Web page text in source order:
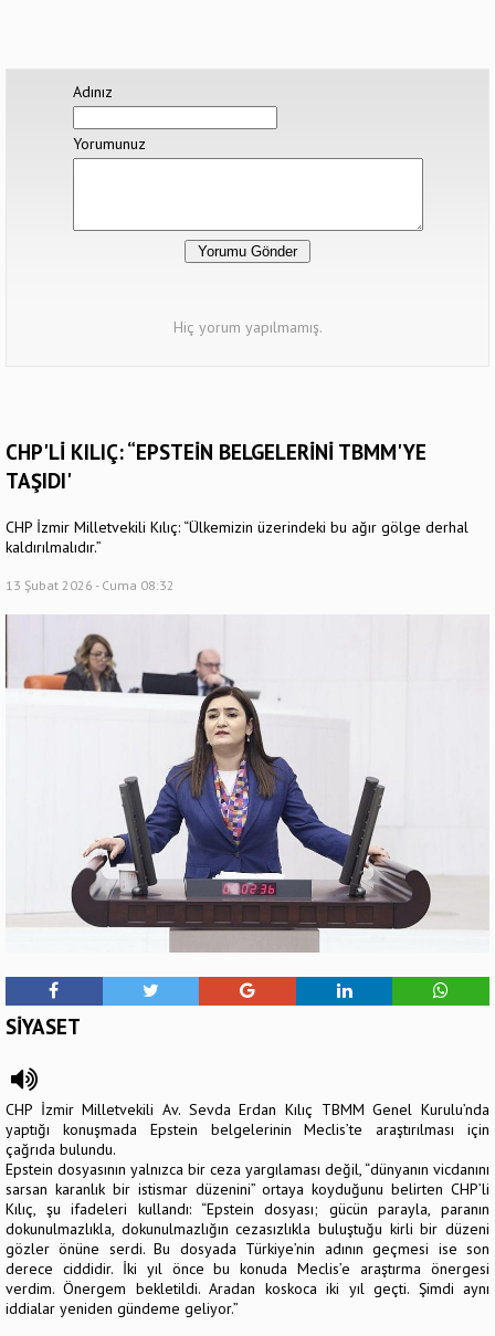
Adınız
Yorumunuz
Hiç yorum yapılmamış.
CHP'Lİ KILIÇ: “EPSTEİN BELGELERİNİ TBMM'YE
TAŞIDI'
CHP İzmir Milletvekili Kılıç: “Ülkemizin üzerindeki bu ağır gölge derhal
kaldırılmalıdır.”
13 Şubat 2026 - Cuma 08:32
SİYASET
CHP İzmir Milletvekili Av. Sevda Erdan Kılıç TBMM Genel Kurulu’nda
yaptığı konuşmada Epstein belgelerinin Meclis’te araştırılması için
çağrıda bulundu.
Epstein dosyasının yalnızca bir ceza yargılaması değil, “dünyanın vicdanını
sarsan karanlık bir istismar düzenini” ortaya koyduğunu belirten CHP’li
Kılıç, şu ifadeleri kullandı: “Epstein dosyası; gücün parayla, paranın
dokunulmazlıkla, dokunulmazlığın cezasızlıkla buluştuğu kirli bir düzeni
gözler önüne serdi. Bu dosyada Türkiye’nin adının geçmesi ise son
derece ciddidir. İki yıl önce bu konuda Meclis’e araştırma önergesi
verdim. Önergem bekletildi. Aradan koskoca iki yıl geçti. Şimdi aynı
iddialar yeniden gündeme geliyor.”